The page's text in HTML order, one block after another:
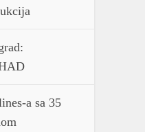
a sa 35